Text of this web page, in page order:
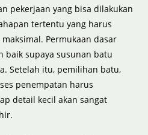
pekerjaan yang bisa dilakukan
tertentu yang harus
Permukaan dasar
baik supaya susunan batu
Setelah itu, pemilihan batu,
penempatan harus
detail kecil akan sangat